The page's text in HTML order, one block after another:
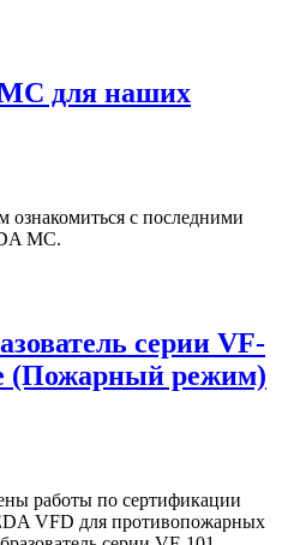
для наших
с последними
MC.
серии VF-
(Пожарный режим)
работы по сертификации
VFD для противопожарных